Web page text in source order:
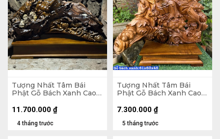
Tượng Nhất Tâm Bái
Phật Gỗ Bách Xanh Cao
4 tháng trước
11.700.000 ₫
Tượng Nhất Tâm Bái
Phật Gỗ Bách Xanh Cao
5 tháng trước
7.300.000 ₫